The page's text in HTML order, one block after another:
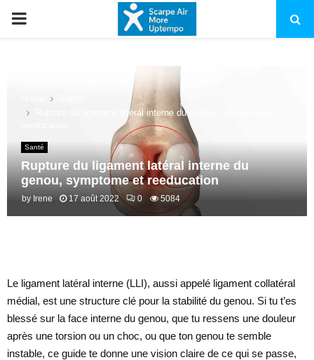
PRIMARY
Rupture du ligament latéral interne du genou, symptome et
Santé
Rupture du ligament latéral interne du
genou, symptome et reeducation
by Irene 17 août 2022 0 5084
Le ligament latéral interne (LLI), aussi appelé ligament collatéral
médial, est une structure clé pour la stabilité du genou. Si tu t’es
blessé sur la face interne du genou, que tu ressens une douleur
après une torsion ou un choc, ou que ton genou te semble
instable, ce guide te donne une vision claire de ce qui se passe,